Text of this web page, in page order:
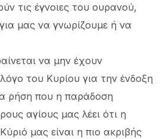
τις έγνοιες του ουρανού,
μας να γνωρίζουμε ή να
να μην έχουν
του Κυρίου για την ένδοξη
ρήση που η παράδοση
αγίους μας λέει ότι η
μας είναι η πιο ακριβής